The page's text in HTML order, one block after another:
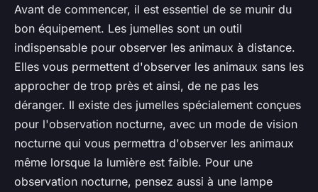
Avant de commencer, il est essentiel de se munir du
bon équipement. Les jumelles sont un outil
indispensable pour observer les animaux à distance.
Elles vous permettent d'observer les animaux sans les
approcher de trop près et ainsi, de ne pas les
déranger. Il existe des jumelles spécialement conçues
pour l'observation nocturne, avec un mode de vision
nocturne qui vous permettra d'observer les animaux
même lorsque la lumière est faible. Pour une
observation nocturne, pensez aussi à une lampe